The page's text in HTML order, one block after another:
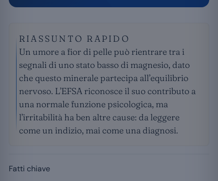
RIASSUNTO RAPIDO
Un umore a fior di pelle può rientrare tra i
segnali di uno stato basso di magnesio, dato
che questo minerale partecipa all’equilibrio
nervoso. L’EFSA riconosce il suo contributo a
una normale funzione psicologica, ma
l’irritabilità ha ben altre cause: da leggere
come un indizio, mai come una diagnosi.
Fatti chiave